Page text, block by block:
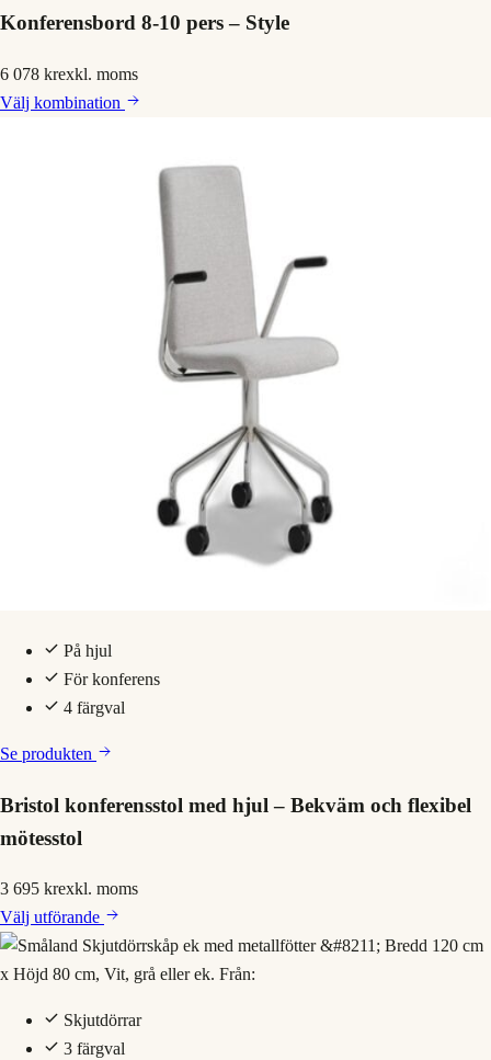
Konferensbord 8-10 pers – Style
6 078 krexkl. moms
Välj kombination
På hjul
För konferens
4 färgval
Se produkten
Bristol konferensstol med hjul – Bekväm och flexibel
mötesstol
3 695 krexkl. moms
Välj utförande
Skjutdörrar
3 färgval